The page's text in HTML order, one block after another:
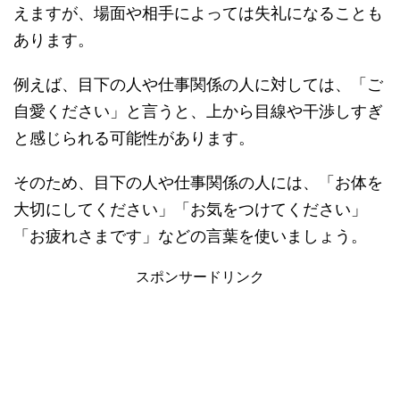
えますが、場面や相手によっては失礼になることも
あります。
例えば、目下の人や仕事関係の人に対しては、「ご
自愛ください」と言うと、上から目線や干渉しすぎ
と感じられる可能性があります。
そのため、目下の人や仕事関係の人には、「お体を
大切にしてください」「お気をつけてください」
「お疲れさまです」などの言葉を使いましょう。
スポンサードリンク